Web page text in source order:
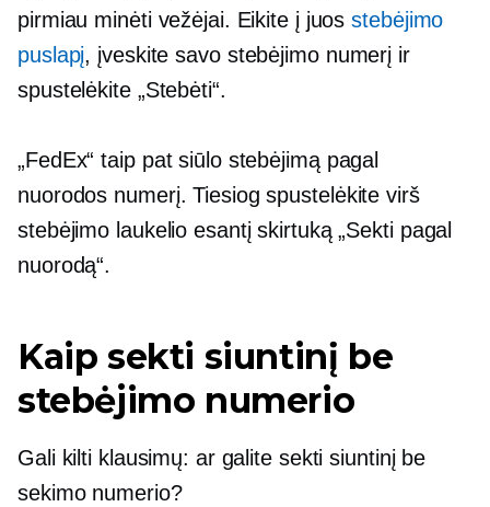
pirmiau minėti vežėjai. Eikite į juosstebėjimo
puslapį, įveskite savo stebėjimo numerį ir
spustelėkite „Stebėti“.
„FedEx“ taip pat siūlo stebėjimą pagal
nuorodos numerį. Tiesiog spustelėkite virš
stebėjimo laukelio esantį skirtuką „Sekti pagal
nuorodą“.
Kaip sekti siuntinį be
stebėjimo numerio
Gali kilti klausimų: ar galite sekti siuntinį be
sekimo numerio?